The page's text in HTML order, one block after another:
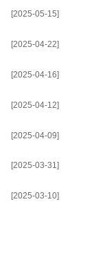
[2025-05-15]
[2025-04-22]
[2025-04-16]
[2025-04-12]
[2025-04-09]
[2025-03-31]
[2025-03-10]